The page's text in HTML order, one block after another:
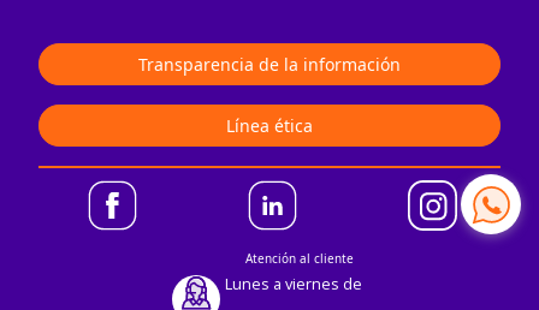
Atención al cliente
Lunes a viernes de
Transparencia de la información
Línea ética